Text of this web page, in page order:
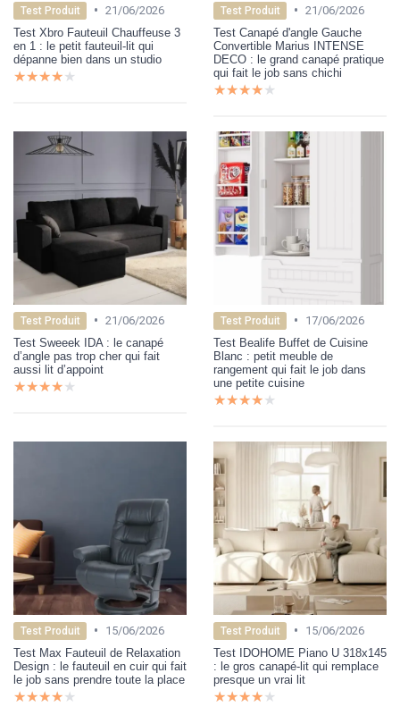
Test Produit • 21/06/2026
Test Xbro Fauteuil Chauffeuse 3
en 1 : le petit fauteuil-lit qui
dépanne bien dans un studio
★★★★★
★★★★★
Test Produit • 21/06/2026
Test Canapé d'angle Gauche
Convertible Marius INTENSE
DECO : le grand canapé pratique
qui fait le job sans chichi
★★★★★
★★★★★
Test Produit • 21/06/2026
Test Sweeek IDA : le canapé
d’angle pas trop cher qui fait
aussi lit d’appoint
★★★★★
★★★★★
Test Produit •
17/06/2026
Test Bealife Buffet de Cuisine
Blanc : petit meuble de
rangement qui fait le job dans
une petite cuisine
★★★★★
★★★★★
Test Produit •
15/06/2026
Test Max Fauteuil de Relaxation
Design : le fauteuil en cuir qui fait
le job sans prendre toute la place
★★★★★
★★★★★
Test Produit •
15/06/2026
Test IDOHOME Piano U 318x145
: le gros canapé-lit qui remplace
presque un vrai lit
★★★★★
★★★★★